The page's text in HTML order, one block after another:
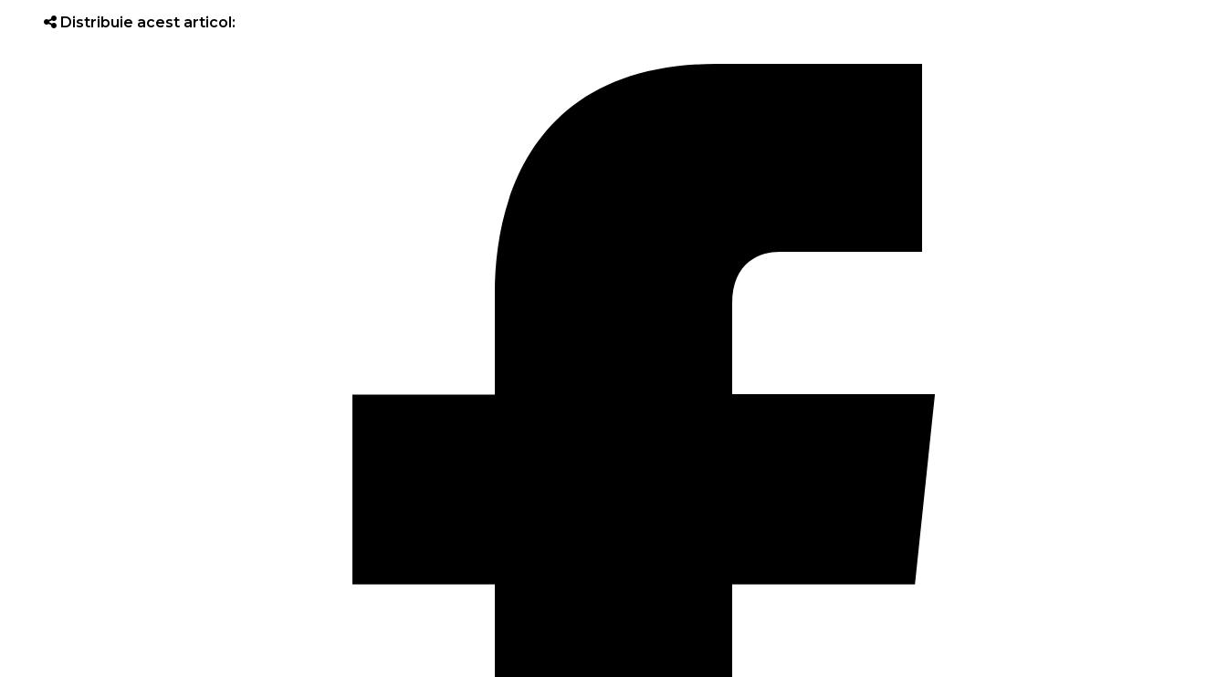
Distribuie acest articol: